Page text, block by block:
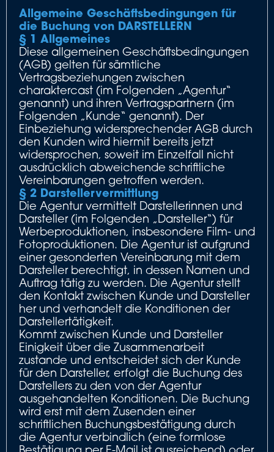
Allgemeine Geschäftsbedingungen für
die Buchung von DARSTELLERN
§ 1 Allgemeines
Diese allgemeinen Geschäftsbedingungen
(AGB) gelten für sämtliche
Vertragsbeziehungen zwischen
charaktercast (im Folgenden „Agentur“
genannt) und ihren Vertragspartnern (im
Folgenden „Kunde“ genannt). Der
Einbeziehung widersprechender AGB durch
den Kunden wird hiermit bereits jetzt
widersprochen, soweit im Einzelfall nicht
ausdrücklich abweichende schriftliche
Vereinbarungen getroffen werden.
§ 2 Darstellervermittlung
Die Agentur vermittelt Darstellerinnen und
Darsteller (im Folgenden „Darsteller“) für
Werbeproduktionen, insbesondere Film- und
Fotoproduktionen. Die Agentur ist aufgrund
einer gesonderten Vereinbarung mit dem
Darsteller berechtigt, in dessen Namen und
Auftrag tätig zu werden. Die Agentur stellt
den Kontakt zwischen Kunde und Darsteller
her und verhandelt die Konditionen der
Darstellertätigkeit.
Kommt zwischen Kunde und Darsteller
Einigkeit über die Zusammenarbeit
zustande und entscheidet sich der Kunde
für den Darsteller, erfolgt die Buchung des
Darstellers zu den von der Agentur
ausgehandelten Konditionen. Die Buchung
wird erst mit dem Zusenden einer
schriftlichen Buchungsbestätigung durch
die Agentur verbindlich (eine formlose